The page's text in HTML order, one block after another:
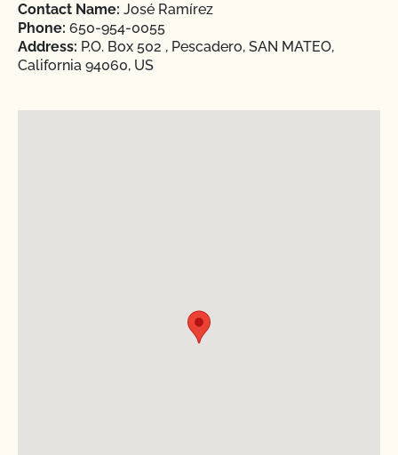
Contact Name: José Ramírez
Phone: 650-954-0055
Address: P.O. Box 502 , Pescadero, SAN MATEO,
California 94060, US